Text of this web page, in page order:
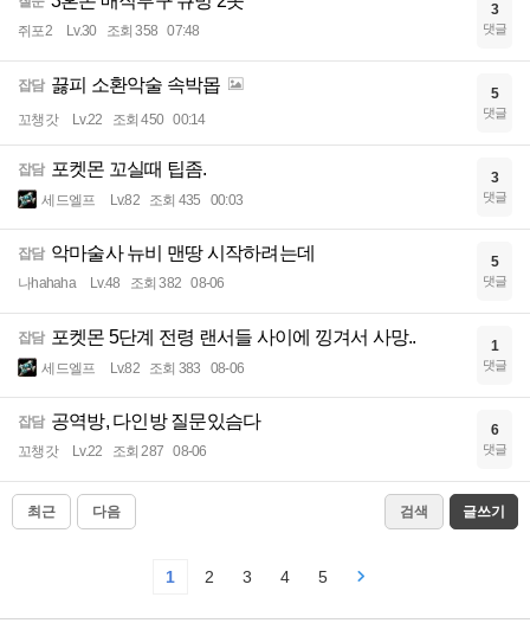
쥐포2 Lv.30 조회 358 07:48
3
댓글
잡담 끓피 소환악술 속박몹
꼬챙갓 Lv.22 조회 450 00:14
5
댓글
잡담 포켓몬 꼬실때 팁좀.
세드엘프 Lv.82 조회 435 00:03
3
댓글
잡담 악마술사 뉴비 맨땅 시작하려는데
나hahaha Lv.48 조회 382 08-06
5
댓글
잡담 포켓몬 5단계 전령 랜서들 사이에 낑겨서 사망..
세드엘프 Lv.82 조회 383 08-06
1
댓글
잡담 공역방, 다인방 질문있슴다
꼬챙갓 Lv.22 조회 287 08-06
6
댓글
최근 다음 검색 글쓰기
1 2 3 4 5